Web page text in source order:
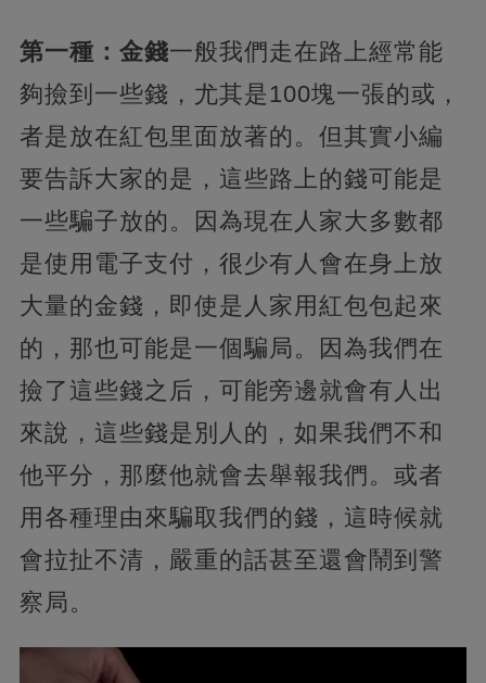
第一種：金錢一般我們走在路上經常能
夠撿到一些錢，尤其是100塊一張的或，
者是放在紅包里面放著的。但其實小編
要告訴大家的是，這些路上的錢可能是
一些騙子放的。因為現在人家大多數都
是使用電子支付， 很少有人會在身上放
大量的金錢，即使是人家用紅包包起來
的，那也可能是一個騙局。因為我們在
撿了這些錢之后，可能旁邊就會有人出
來說，這些錢是別人的，如果我們不和
他平分，那麼他就會去舉報我們。或者
用各種理由來騙取我們的錢，這時候就
會拉扯不清，嚴重的話甚至還會鬧到警
察局。